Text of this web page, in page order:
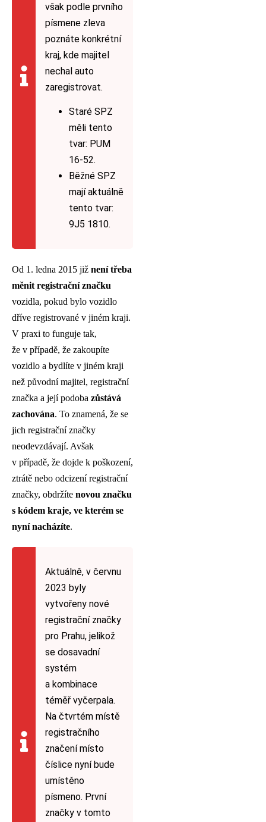
však podle prvního
písmene zleva
poznáte konkrétní
kraj, kde majitel
nechal auto
zaregistrovat.
Staré SPZ
měli tento
tvar: PUM
16-52.
Běžné SPZ
mají aktuálně
tento tvar:
9J5 1810.
Od 1. ledna 2015 již není třeba
měnit registrační značku
vozidla, pokud bylo vozidlo
dříve registrované v jiném kraji.
V praxi to funguje tak,
že v případě, že zakoupíte
vozidlo a bydlíte v jiném kraji
než původní majitel, registrační
značka a její podoba zůstává
zachována. To znamená, že se
jich registrační značky
neodevzdávají. Avšak
v případě, že dojde k poškození,
ztrátě nebo odcizení registrační
značky, obdržíte novou značku
s kódem kraje, ve kterém se
nyní nacházíte.
Aktuálně, v červnu
2023 byly
vytvořeny nové
registrační značky
pro Prahu, jelikož
se dosavadní
systém
a kombinace
téměř vyčerpala.
Na čtvrtém místě
registračního
značení místo
číslice nyní bude
umístěno
písmeno. První
značky v tomto